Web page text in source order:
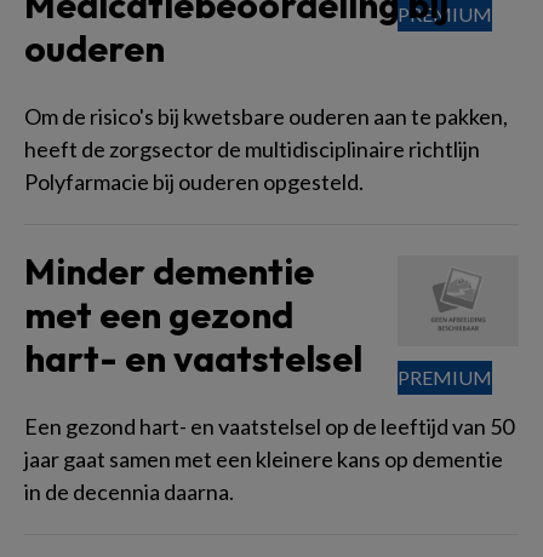
ouderen
Om de risico's bij kwetsbare ouderen aan te pakken,
heeft de zorgsector de multidisciplinaire richtlijn
Polyfarmacie bij ouderen opgesteld.
Minder dementie
met een gezond
hart- en vaatstelsel
Een gezond hart- en vaatstelsel op de leeftijd van 50
jaar gaat samen met een kleinere kans op dementie
in de decennia daarna.